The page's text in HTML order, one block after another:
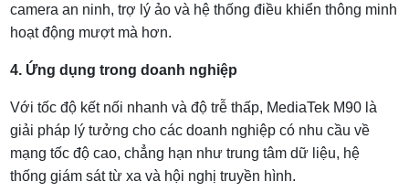
camera an ninh, trợ lý ảo và hệ thống điều khiển thông minh
hoạt động mượt mà hơn.
4. Ứng dụng trong doanh nghiệp
Với tốc độ kết nối nhanh và độ trễ thấp, MediaTek M90 là
giải pháp lý tưởng cho các doanh nghiệp có nhu cầu về
mạng tốc độ cao, chẳng hạn như trung tâm dữ liệu, hệ
thống giám sát từ xa và hội nghị truyền hình.